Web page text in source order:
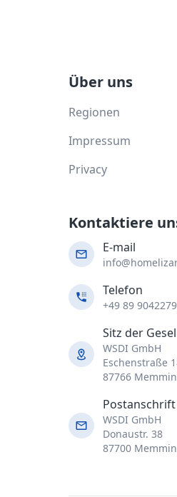
Über uns
Regionen
Impressum
Privacy
Kontaktiere
E-mail
Telefon
+49 89
Sitz der
WSDI GmbH
Eschenstraße
87766
Postanschrift
WSDI GmbH
Donaustr. 38
87700